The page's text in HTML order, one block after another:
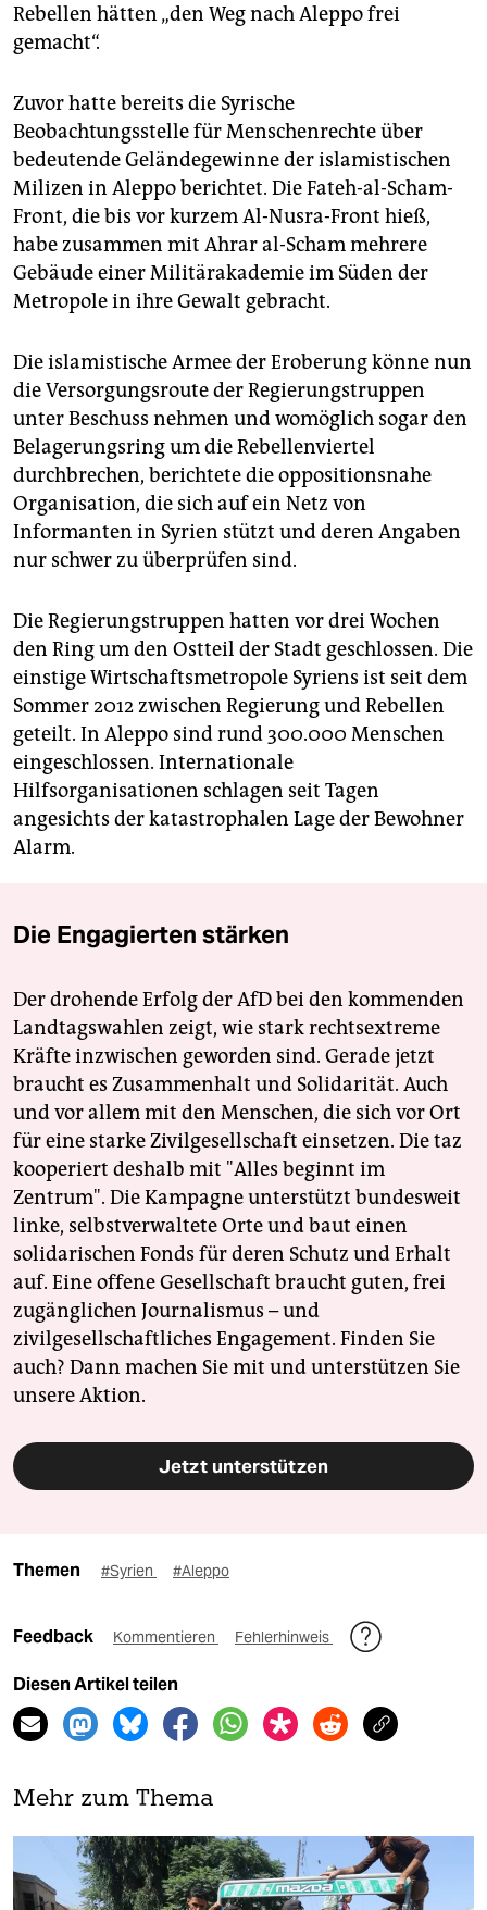
Rebellen hätten „den Weg nach Aleppo frei
gemacht“.
Zuvor hatte bereits die Syrische
Beobachtungsstelle für Menschenrechte über
bedeutende Geländegewinne der islamistischen
Milizen in Aleppo berichtet. Die Fateh-al-Scham-
Front, die bis vor kurzem Al-Nusra-Front hieß,
habe zusammen mit Ahrar al-Scham mehrere
Gebäude einer Militärakademie im Süden der
Metropole in ihre Gewalt gebracht.
Die islamistische Armee der Eroberung könne nun
die Versorgungsroute der Regierungstruppen
unter Beschuss nehmen und womöglich sogar den
Belagerungsring um die Rebellenviertel
durchbrechen, berichtete die oppositionsnahe
Organisation, die sich auf ein Netz von
Informanten in Syrien stützt und deren Angaben
nur schwer zu überprüfen sind.
Die Regierungstruppen hatten vor drei Wochen
den Ring um den Ostteil der Stadt geschlossen. Die
einstige Wirtschaftsmetropole Syriens ist seit dem
Sommer 2012 zwischen Regierung und Rebellen
geteilt. In Aleppo sind rund 300.000 Menschen
eingeschlossen. Internationale
Hilfsorganisationen schlagen seit Tagen
angesichts der katastrophalen Lage der Bewohner
Alarm.
Die Engagierten stärken
Der drohende Erfolg der AfD bei den kommenden
Landtagswahlen zeigt, wie stark rechtsextreme
Kräfte inzwischen geworden sind. Gerade jetzt
braucht es Zusammenhalt und Solidarität. Auch
und vor allem mit den Menschen, die sich vor Ort
für eine starke Zivilgesellschaft einsetzen. Die taz
kooperiert deshalb mit "Alles beginnt im
Zentrum". Die Kampagne unterstützt bundesweit
linke, selbstverwaltete Orte und baut einen
solidarischen Fonds für deren Schutz und Erhalt
auf. Eine offene Gesellschaft braucht guten, frei
zugänglichen Journalismus – und
zivilgesellschaftliches Engagement. Finden Sie
auch? Dann machen Sie mit und unterstützen Sie
unsere Aktion.
Jetzt unterstützen
Themen #Syrien #Aleppo
Feedback Kommentieren Fehlerhinweis
Diesen Artikel teilen
Mehr zum Thema